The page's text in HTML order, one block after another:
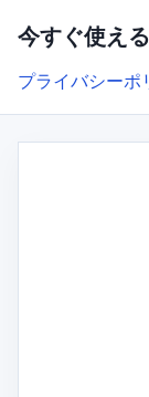
今すぐ使え
プライバシーポ